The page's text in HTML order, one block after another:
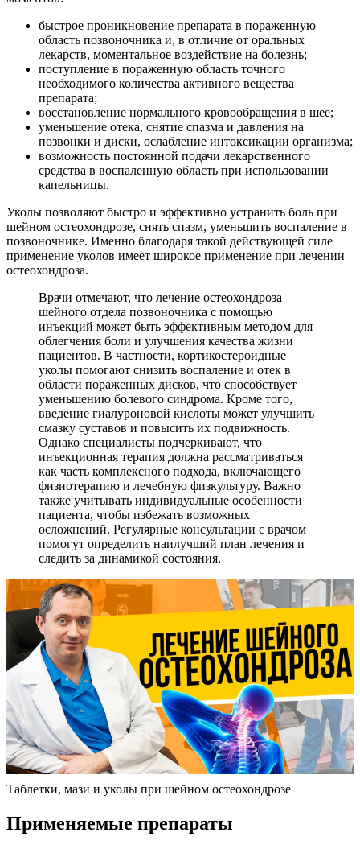
быстрое проникновение препарата в пораженную
область позвоночника и, в отличие от оральных
лекарств, моментальное воздействие на болезнь;
поступление в пораженную область точного
необходимого количества активного вещества
препарата;
восстановление нормального кровообращения в шее;
уменьшение отека, снятие спазма и давления на
позвонки и диски, ослабление интоксикации организма;
возможность постоянной подачи лекарственного
средства в воспаленную область при использовании
капельницы.
Уколы позволяют быстро и эффективно устранить боль при
шейном остеохондрозе, снять спазм, уменьшить воспаление в
позвоночнике. Именно благодаря такой действующей силе
применение уколов имеет широкое применение при лечении
остеохондроза.
Врачи отмечают, что лечение остеохондроза
шейного отдела позвоночника с помощью
инъекций может быть эффективным методом для
облегчения боли и улучшения качества жизни
пациентов. В частности, кортикостероидные
уколы помогают снизить воспаление и отек в
области пораженных дисков, что способствует
уменьшению болевого синдрома. Кроме того,
введение гиалуроновой кислоты может улучшить
смазку суставов и повысить их подвижность.
Однако специалисты подчеркивают, что
инъекционная терапия должна рассматриваться
как часть комплексного подхода, включающего
физиотерапию и лечебную физкультуру. Важно
также учитывать индивидуальные особенности
пациента, чтобы избежать возможных
осложнений. Регулярные консультации с врачом
помогут определить наилучший план лечения и
следить за динамикой состояния.
Таблетки, мази и уколы при шейном остеохондрозе
Применяемые препараты